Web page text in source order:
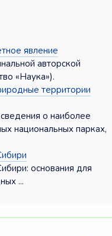
явление
авторской
«Наука»).
территории
о наиболее
национальных парках,
основания для
...